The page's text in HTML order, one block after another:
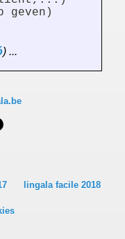
geven)
) ...
lingala facile 2018